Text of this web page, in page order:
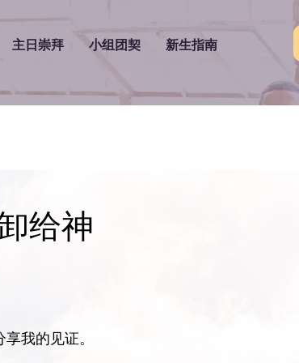
主日崇拜 小组团契 新生指南
给神
我的见证。